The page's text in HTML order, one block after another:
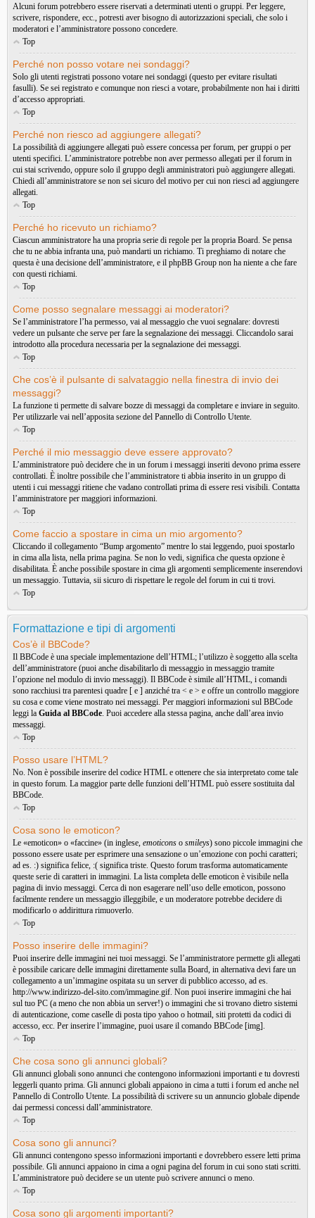
Alcuni forum potrebbero essere riservati a determinati utenti o gruppi. Per leggere,
scrivere, rispondere, ecc., potresti aver bisogno di autorizzazioni speciali, che solo i
moderatori e l’amministratore possono concedere.
Top
Perché non posso votare nei sondaggi?
Solo gli utenti registrati possono votare nei sondaggi (questo per evitare risultati
fasulli). Se sei registrato e comunque non riesci a votare, probabilmente non hai i diritti
d’accesso appropriati.
Top
Perché non riesco ad aggiungere allegati?
La possibilità di aggiungere allegati può essere concessa per forum, per gruppi o per
utenti specifici. L’amministratore potrebbe non aver permesso allegati per il forum in
cui stai scrivendo, oppure solo il gruppo degli amministratori può aggiungere allegati.
Chiedi all’amministratore se non sei sicuro del motivo per cui non riesci ad aggiungere
allegati.
Top
Perché ho ricevuto un richiamo?
Ciascun amministratore ha una propria serie di regole per la propria Board. Se pensa
che tu ne abbia infranta una, può mandarti un richiamo. Ti preghiamo di notare che
questa è una decisione dell’amministratore, e il phpBB Group non ha niente a che fare
con questi richiami.
Top
Come posso segnalare messaggi ai moderatori?
Se l’amministratore l’ha permesso, vai al messaggio che vuoi segnalare: dovresti
vedere un pulsante che serve per fare la segnalazione dei messaggi. Cliccandolo sarai
introdotto alla procedura necessaria per la segnalazione dei messaggi.
Top
Che cos’è il pulsante di salvataggio nella finestra di invio dei
messaggi?
La funzione ti permette di salvare bozze di messaggi da completare e inviare in seguito.
Per utilizzarle vai nell’apposita sezione del Pannello di Controllo Utente.
Top
Perché il mio messaggio deve essere approvato?
L’amministratore può decidere che in un forum i messaggi inseriti devono prima essere
controllati. È inoltre possibile che l’amministratore ti abbia inserito in un gruppo di
utenti i cui messaggi ritiene che vadano controllati prima di essere resi visibili. Contatta
l’amministratore per maggiori informazioni.
Top
Come faccio a spostare in cima un mio argomento?
Cliccando il collegamento “Bump argomento” mentre lo stai leggendo, puoi spostarlo
in cima alla lista, nella prima pagina. Se non lo vedi, significa che questa opzione è
disabilitata. È anche possibile spostare in cima gli argomenti semplicemente inserendovi
un messaggio. Tuttavia, sii sicuro di rispettare le regole del forum in cui ti trovi.
Top
Formattazione e tipi di argomenti
Cos’è il BBCode?
Il BBCode è una speciale implementazione dell’HTML; l’utilizzo è soggetto alla scelta
dell’amministratore (puoi anche disabilitarlo di messaggio in messaggio tramite
l’opzione nel modulo di invio messaggi). Il BBCode è simile all’HTML, i comandi
sono racchiusi tra parentesi quadre [ e ] anziché tra < e > e offre un controllo maggiore
su cosa e come viene mostrato nei messaggi. Per maggiori informazioni sul BBCode
leggi la Guida al BBCode. Puoi accedere alla stessa pagina, anche dall’area invio
messaggi.
Top
Posso usare l’HTML?
No. Non è possibile inserire del codice HTML e ottenere che sia interpretato come tale
in questo forum. La maggior parte delle funzioni dell’HTML può essere sostituita dal
BBCode.
Top
Cosa sono le emoticon?
Le «emoticon» o «faccine» (in inglese, emoticons o smileys) sono piccole immagini che
possono essere usate per esprimere una sensazione o un’emozione con pochi caratteri;
ad es. :) significa felice, :( significa triste. Questo forum trasforma automaticamente
queste serie di caratteri in immagini. La lista completa delle emoticon è visibile nella
pagina di invio messaggi. Cerca di non esagerare nell’uso delle emoticon, possono
facilmente rendere un messaggio illeggibile, e un moderatore potrebbe decidere di
modificarlo o addirittura rimuoverlo.
Top
Posso inserire delle immagini?
Puoi inserire delle immagini nei tuoi messaggi. Se l’amministratore permette gli allegati
è possibile caricare delle immagini direttamente sulla Board, in alternativa devi fare un
collegamento a un’immagine ospitata su un server di pubblico accesso, ad es.
http://www.indirizzo-del-sito.com/immagine.gif. Non puoi inserire immagini che hai
sul tuo PC (a meno che non abbia un server!) o immagini che si trovano dietro sistemi
di autenticazione, come caselle di posta tipo yahoo o hotmail, siti protetti da codici di
accesso, ecc. Per inserire l’immagine, puoi usare il comando BBCode [img].
Top
Che cosa sono gli annunci globali?
Gli annunci globali sono annunci che contengono informazioni importanti e tu dovresti
leggerli quanto prima. Gli annunci globali appaiono in cima a tutti i forum ed anche nel
Pannello di Controllo Utente. La possibilità di scrivere su un annuncio globale dipende
dai permessi concessi dall’amministratore.
Top
Cosa sono gli annunci?
Gli annunci contengono spesso informazioni importanti e dovrebbero essere letti prima
possibile. Gli annunci appaiono in cima a ogni pagina del forum in cui sono stati scritti.
L’amministratore può decidere se un utente può scrivere annunci o meno.
Top
Cosa sono gli argomenti importanti?